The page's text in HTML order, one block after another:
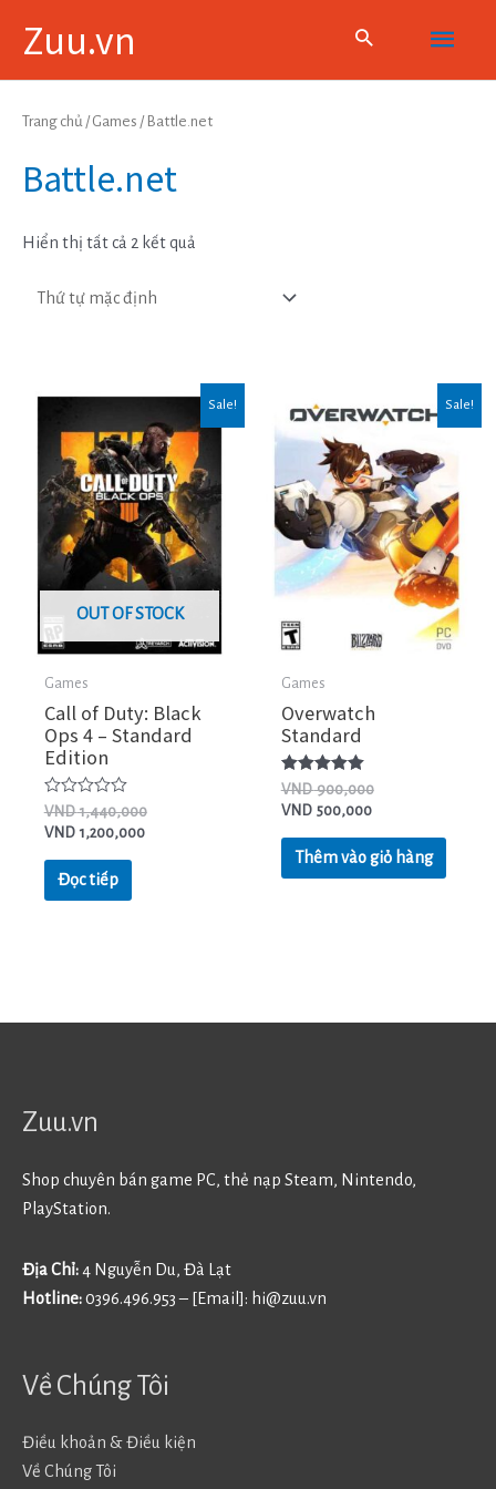
Zuu.vn
Main
Menu
Trang chủ /Games / Battle.net
Battle.net
Hiển thị tất cả 2 kết quả
Sale!
OUT OF STOCK
Games
Call of Duty: Black
Ops 4 – Standard
Edition
Được
xếp
hạng
sao
VND1,440,000
VND 1,200,000
Đọc tiếp
Sale!
Games
Overwatch
Standard
Được xếp
hạng
5.00
VND900,000
VND 500,000
Thêm vào giỏ hàng
Zuu.vn
Shop chuyên bán game PC, thẻ nạp Steam, Nintendo,
PlayStation.
Địa Chỉ:4 Nguyễn Du, Đà Lạt
Hotline:0396.496.953 – [Email]: hi@zuu.vn
Về Chúng Tôi
Điều khoản & Điều kiện
Về Chúng Tôi